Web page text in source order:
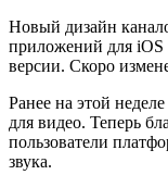
Новый дизайн
приложений для
версии. Скоро
Ранее на этой
для видео. Теперь
пользователи
звука.